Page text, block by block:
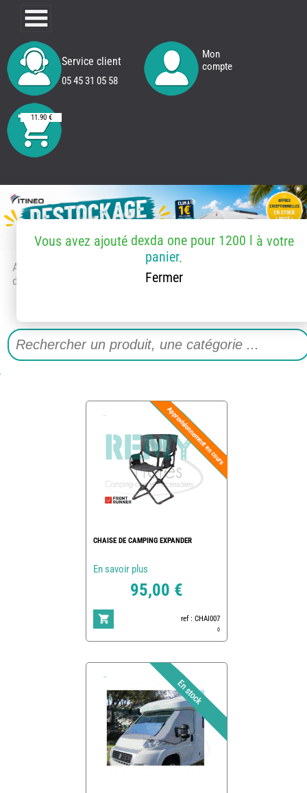
Service client
05 45 31 05 58
Mon
compte
11.90 €
Accueil
> Accessoires et pièces
détachées
Vous avez ajouté dexda one pour 1200 l à votre
panier.
Fermer
CHAISE DE CAMPING EXPANDER
En savoir plus
95,00 €
ref : CHAI007
0